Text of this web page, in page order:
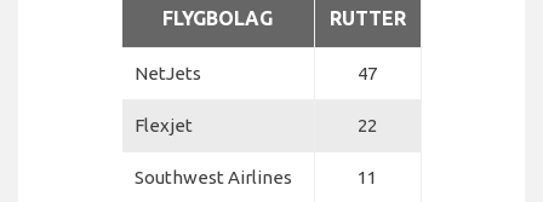
FLYGBOLAG RUTTER
NetJets 47
Flexjet 22
Southwest Airlines 11